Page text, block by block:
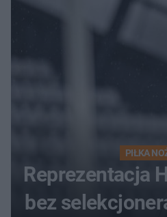
PIŁKA
Reprezentacja
bez